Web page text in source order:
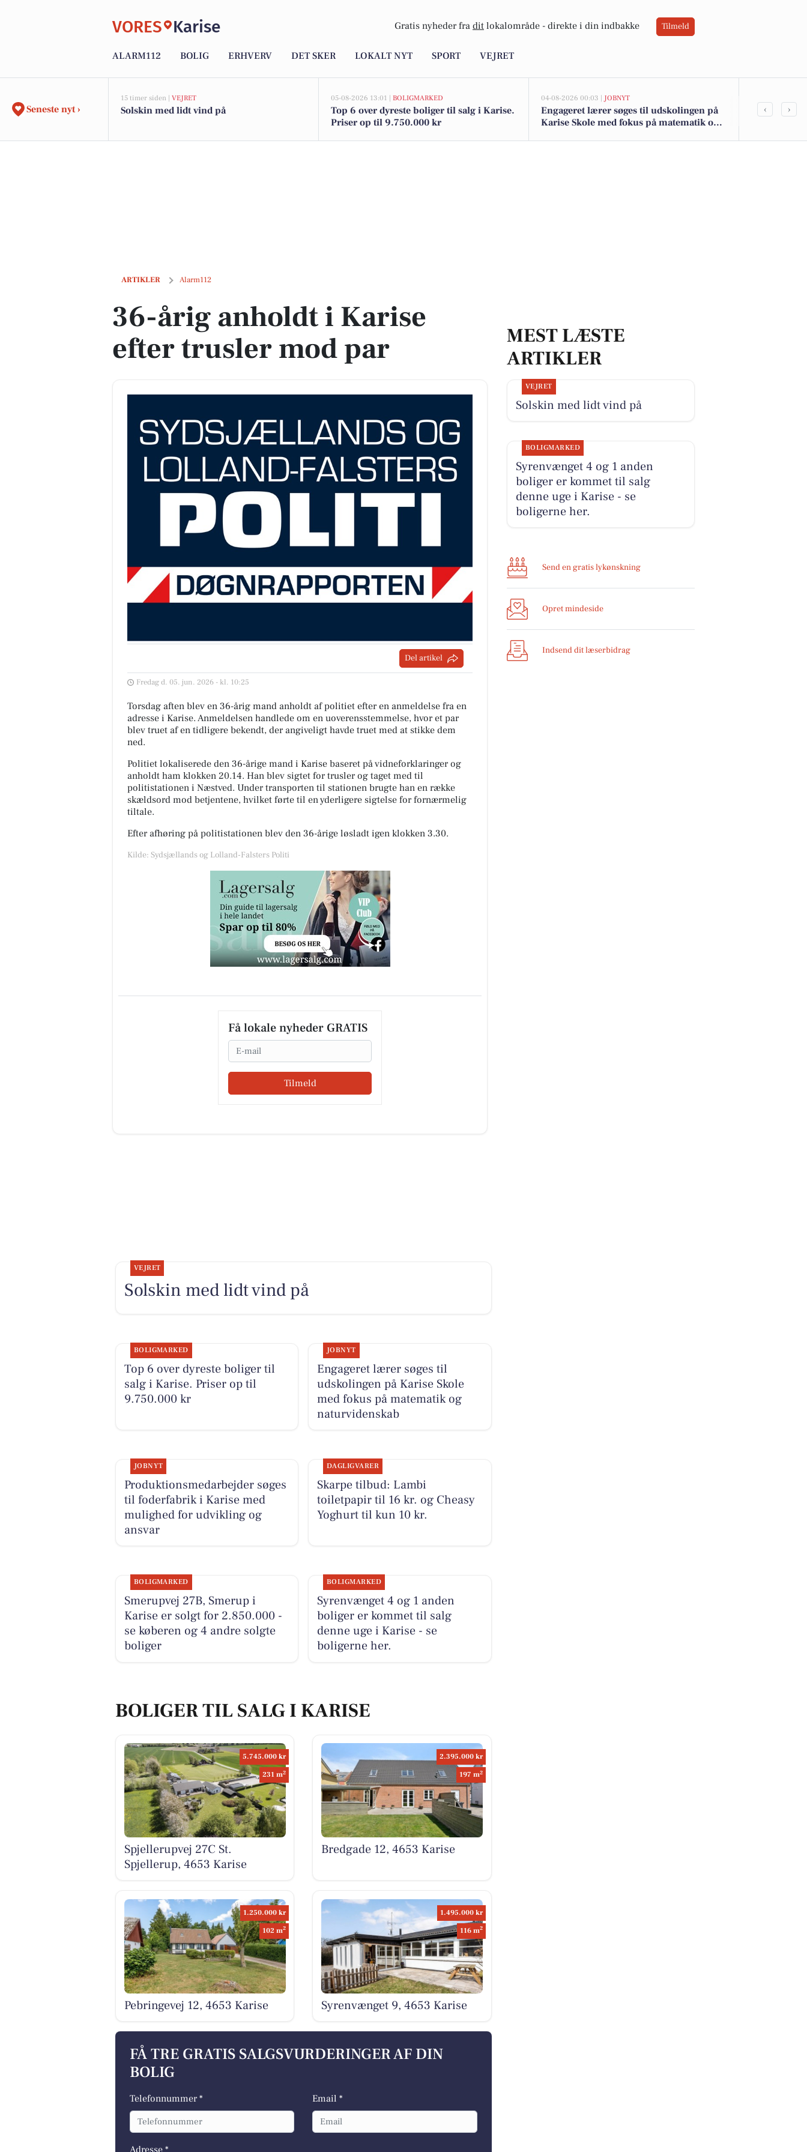
VORES Karise Gratis nyheder fra dit lokalområde - direkte i din indbakke Tilmeld
ALARM112 BOLIG ERHVERV DET SKER LOKALT NYT SPORT VEJRET
Seneste nyt ›
15 timer siden | VEJRET
Solskin med lidt vind på
05-08-2026 13:01 | BOLIGMARKED
Top 6 over dyreste boliger til salg i Karise.
Priser op til 9.750.000 kr
04-08-2026 00:03 | JOBNYT
Engageret lærer søges til udskolingen på
Karise Skole med fokus på matematik og
‹ ›
ARTIKLER Alarm112
36-årig anholdt i Karise efter trusler mod par
36-årig anholdt i Karise
efter trusler mod par
Del artikel
Fredag d. 05. jun. 2026 - kl. 10:25
Torsdag aften blev en 36-årig mand anholdt af politiet efter en anmeldelse fra en
adresse i Karise. Anmeldelsen handlede om en uoverensstemmelse, hvor et par
blev truet af en tidligere bekendt, der angiveligt havde truet med at stikke dem
ned.
Politiet lokaliserede den 36-årige mand i Karise baseret på vidneforklaringer og
anholdt ham klokken 20.14. Han blev sigtet for trusler og taget med til
politistationen i Næstved. Under transporten til stationen brugte han en række
skældsord mod betjentene, hvilket førte til en yderligere sigtelse for fornærmelig
tiltale.
Efter afhøring på politistationen blev den 36-årige løsladt igen klokken 3.30.
Kilde: Sydsjællands og Lolland-Falsters Politi
Få lokale nyheder GRATIS
Email
Tilmeld
MEST LÆSTE
ARTIKLER
VEJRET
Solskin med lidt vind på
BOLIGMARKED
Syrenvænget 4 og 1 anden
boliger er kommet til salg
denne uge i Karise - se
boligerne her.
Send en gratis lykønskning
Opret mindeside
Indsend dit læserbidrag
VEJRET
Solskin med lidt vind på
BOLIGMARKED
Top 6 over dyreste boliger til
salg i Karise. Priser op til
9.750.000 kr
JOBNYT
Engageret lærer søges til
udskolingen på Karise Skole
med fokus på matematik og
naturvidenskab
JOBNYT
Produktionsmedarbejder søges
til foderfabrik i Karise med
mulighed for udvikling og
ansvar
DAGLIGVARER
Skarpe tilbud: Lambi
toiletpapir til 16 kr. og Cheasy
Yoghurt til kun 10 kr.
BOLIGMARKED
Smerupvej 27B, Smerup i
Karise er solgt for 2.850.000 -
se køberen og 4 andre solgte
boliger
BOLIGMARKED
Syrenvænget 4 og 1 anden
boliger er kommet til salg
denne uge i Karise - se
boligerne her.
BOLIGER TIL SALG I KARISE
5.745.000 kr
231 m2
Spjellerupvej 27C St.
Spjellerup, 4653 Karise
2.395.000 kr
197 m2
Bredgade 12, 4653 Karise
1.250.000 kr
102 m2
Pebringevej 12, 4653 Karise
1.495.000 kr
116 m2
Syrenvænget 9, 4653 Karise
FÅ TRE GRATIS SALGSVURDERINGER AF DIN
BOLIG
Telefonnummer * Email *
Adresse *